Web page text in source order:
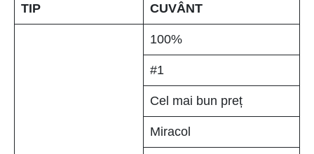
TIP CUVÂNT
100%
#1
Cel mai bun preț
Miracol